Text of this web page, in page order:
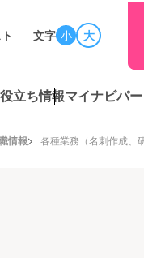
文字 小 大
立ち情報マイナビパ
情報 各種業務（名刺作成